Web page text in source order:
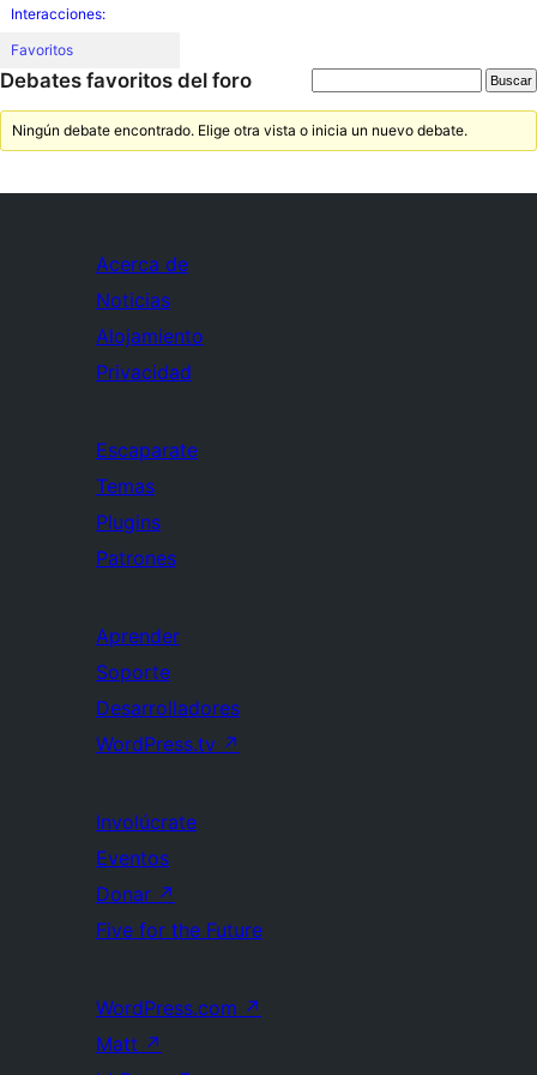
Interacciones:
Favoritos
Debates favoritos del foro
Ningún debate encontrado. Elige otra vista o inicia un nuevo debate.
Acerca de
Noticias
Alojamiento
Privacidad
Escaparate
Temas
Plugins
Patrones
Aprender
Soporte
Desarrolladores
WordPress.tv ↗
Involúcrate
Eventos
Donar ↗
Five for the Future
WordPress.com ↗
Matt ↗